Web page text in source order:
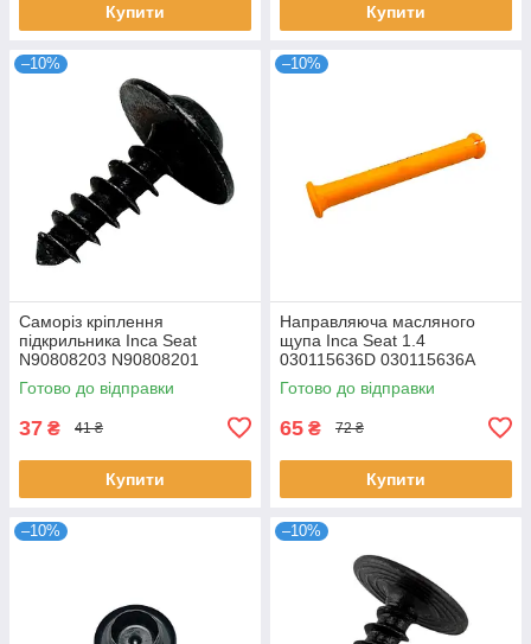
Купити Купити
–10%
Саморіз кріплення
підкрильника Inca Seat
N90808203 N90808201
Готово до відправки
37 ₴ 41 ₴
Купити
–10%
Направляюча масляного
щупа Inca Seat 1.4
030115636D 030115636A
Готово до відправки
65 ₴ 72 ₴
Купити
–10% –10%